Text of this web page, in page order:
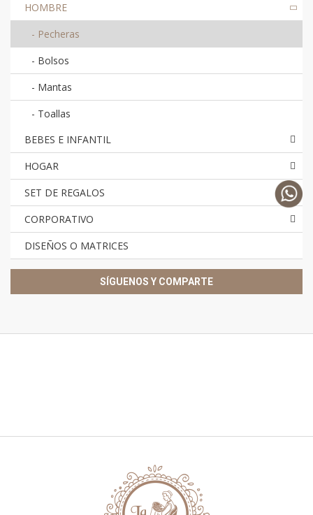
HOMBRE
- Pecheras
- Bolsos
- Mantas
- Toallas
BEBES E INFANTIL
HOGAR
SET DE REGALOS
CORPORATIVO
DISEÑOS O MATRICES
SÍGUENOS Y COMPARTE